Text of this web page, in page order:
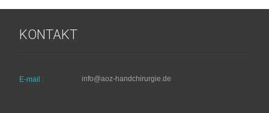
KONTAKT
E-mail : info@aoz-handchirurgie.de